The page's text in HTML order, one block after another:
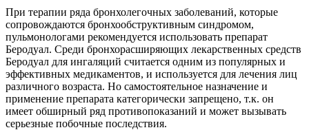
При терапии ряда бронхолегочных заболеваний, которые
сопровождаются бронхообструктивным синдромом,
пульмонологами рекомендуется использовать препарат
Беродуал. Среди бронхорасширяющих лекарственных средств
Беродуал для ингаляций считается одним из популярных и
эффективных медикаментов, и используется для лечения лиц
различного возраста. Но самостоятельное назначение и
применение препарата категорически запрещено, т.к. он
имеет обширный ряд противопоказаний и может вызывать
серьезные побочные последствия.